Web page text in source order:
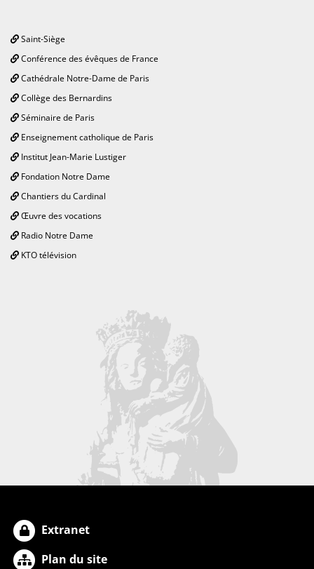
Saint-Siège
Conférence des évêques de France
Cathédrale Notre-Dame de Paris
Collège des Bernardins
Séminaire de Paris
Enseignement catholique de Paris
Institut Jean-Marie Lustiger
Fondation Notre Dame
Chantiers du Cardinal
Œuvre des vocations
Radio Notre Dame
KTO télévision
Extranet
Plan du site